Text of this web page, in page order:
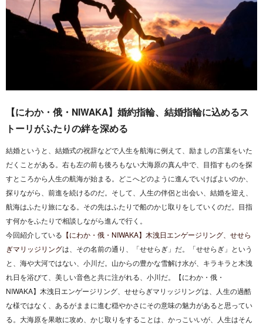
【にわか・俄・NIWAKA】婚約指輪、結婚指輪に込めるス
トーリがふたりの絆を深める
結婚というと、結婚式の祝辞などで人生を航海に例えて、励ましの言葉をいた
だくことがある。右も左の前も後ろもない大海原の真ん中で、目指すものを探
すところから人生の航海が始まる。どこへどのように進んでいけばよいのか、
探りながら、前進を続けるのだ。そして、人生の伴侶と出会い、結婚を迎え、
航海はふたり旅になる。その先はふたりで船のかじ取りをしていくのだ。目指
す何かをふたりで相談しながら進んで行く。
今回紹介している 【にわか・俄・NIWAKA】木洩日エンゲージリング、せせら
ぎマリッジリングは、その名前の通り、「せせらぎ」だ。「せせらぎ」という
と、海や大河ではない、小川だ。山からの豊かな雪解け水が、キラキラと木洩
れ日を浴びて、美しい音色と共に注がれる、小川だ。【にわか・俄・
NIWAKA】木洩日エンゲージリング、せせらぎマリッジリングは、人生の過酷
な様ではなく、あるがままに進む穏やかさにその意味の魅力があると思ってい
る。大海原を果敢に攻め、かじ取りをすることは、かっこいいが、人生はそん